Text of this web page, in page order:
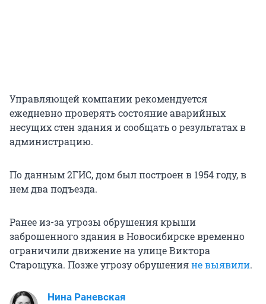
Управляющей компании рекомендуется
ежедневно проверять состояние аварийных
несущих стен здания и сообщать о результатах в
администрацию.
По данным 2ГИС, дом был построен в 1954 году, в
нем два подъезда.
Ранее из-за угрозы обрушения крыши
заброшенного здания в Новосибирске временно
ограничили движение на улице Виктора
Старощука. Позже угрозу обрушенияне выявили.
Нина Раневская